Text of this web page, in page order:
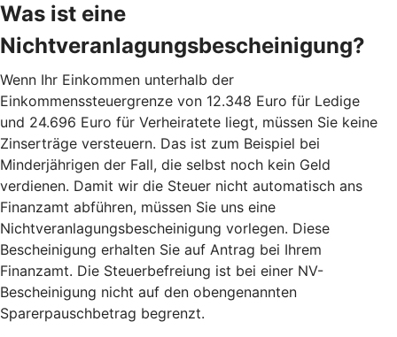
Was ist eine
Nichtveranlagungsbescheinigung?
Wenn Ihr Einkommen unterhalb der
Einkommenssteuergrenze von 12.348 Euro für Ledige
und 24.696 Euro für Verheiratete liegt, müssen Sie keine
Zinserträge versteuern. Das ist zum Beispiel bei
Minderjährigen der Fall, die selbst noch kein Geld
verdienen. Damit wir die Steuer nicht automatisch ans
Finanzamt abführen, müssen Sie uns eine
Nichtveranlagungsbescheinigung vorlegen. Diese
Bescheinigung erhalten Sie auf Antrag bei Ihrem
Finanzamt. Die Steuerbefreiung ist bei einer NV-
Bescheinigung nicht auf den obengenannten
Sparerpauschbetrag begrenzt.